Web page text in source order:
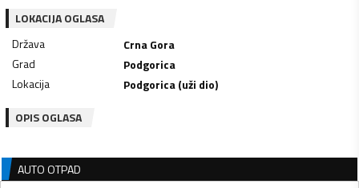
LOKACIJA OGLASA
Država
Crna Gora
Grad
Podgorica
Lokacija
Podgorica (uži dio)
OPIS OGLASA
AUTO OTPAD